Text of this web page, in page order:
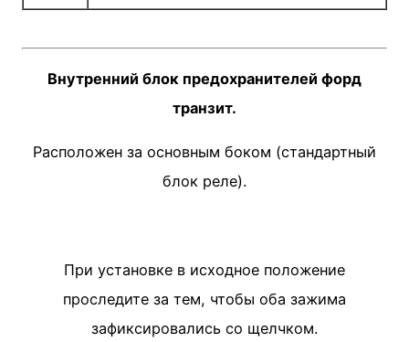
Внутренний блок предохранителей форд
транзит.
Расположен за основным боком (стандартный
блок реле).
При установке в исходное положение
проследите за тем, чтобы оба зажима
зафиксировались со щелчком.